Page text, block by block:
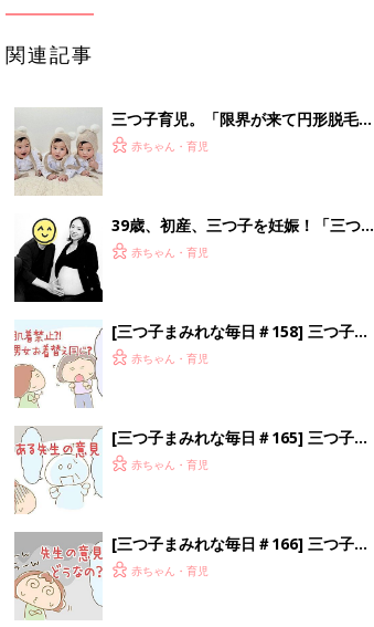
関連記事
三つ子育児。「限界が来て円形脱毛
に」…でも、三つ子だからこそ生まれ
赤ちゃん・育児
39歳、初産、三つ子を妊娠！「三つ子
を無事に産んだ前例がない」とクリニ
赤ちゃん・育児
[三つ子まみれな毎日＃158] 三つ子と
性教育 その7
赤ちゃん・育児
[三つ子まみれな毎日＃165] 三つ子と
性教育 その14
赤ちゃん・育児
[三つ子まみれな毎日＃166] 三つ子と
性教育 その15
赤ちゃん・育児